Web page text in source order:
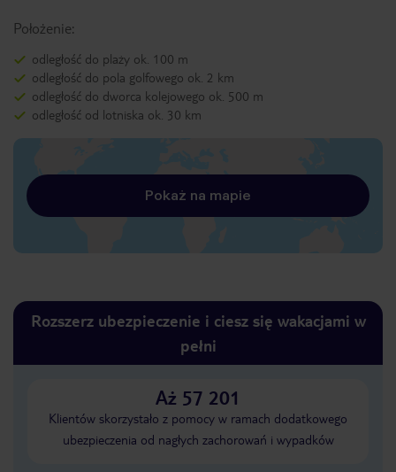
Położenie:
odległość do plaży ok. 100 m
odległość do pola golfowego ok. 2 km
odległość do dworca kolejowego ok. 500 m
odległość od lotniska ok. 30 km
Pokaż na mapie
Rozszerz ubezpieczenie i ciesz się wakacjami w
pełni
Aż 57 201
Klientów skorzystało z pomocy w ramach dodatkowego
ubezpieczenia od nagłych zachorowań i wypadków